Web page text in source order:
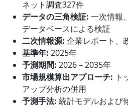
ネット調査327件
データの三角検証: 一次情報
データベースによる検証
二次情報源: 企業レポート、
基準年: 2025年
予測期間: 2026－2035年
市場規模算出アプローチ: ト
アップ分析の併用
予測手法: 統計モデルおよび